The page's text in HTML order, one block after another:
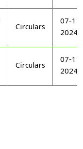
Circulars
07-11-
2024
Circulars
07-11-
2024